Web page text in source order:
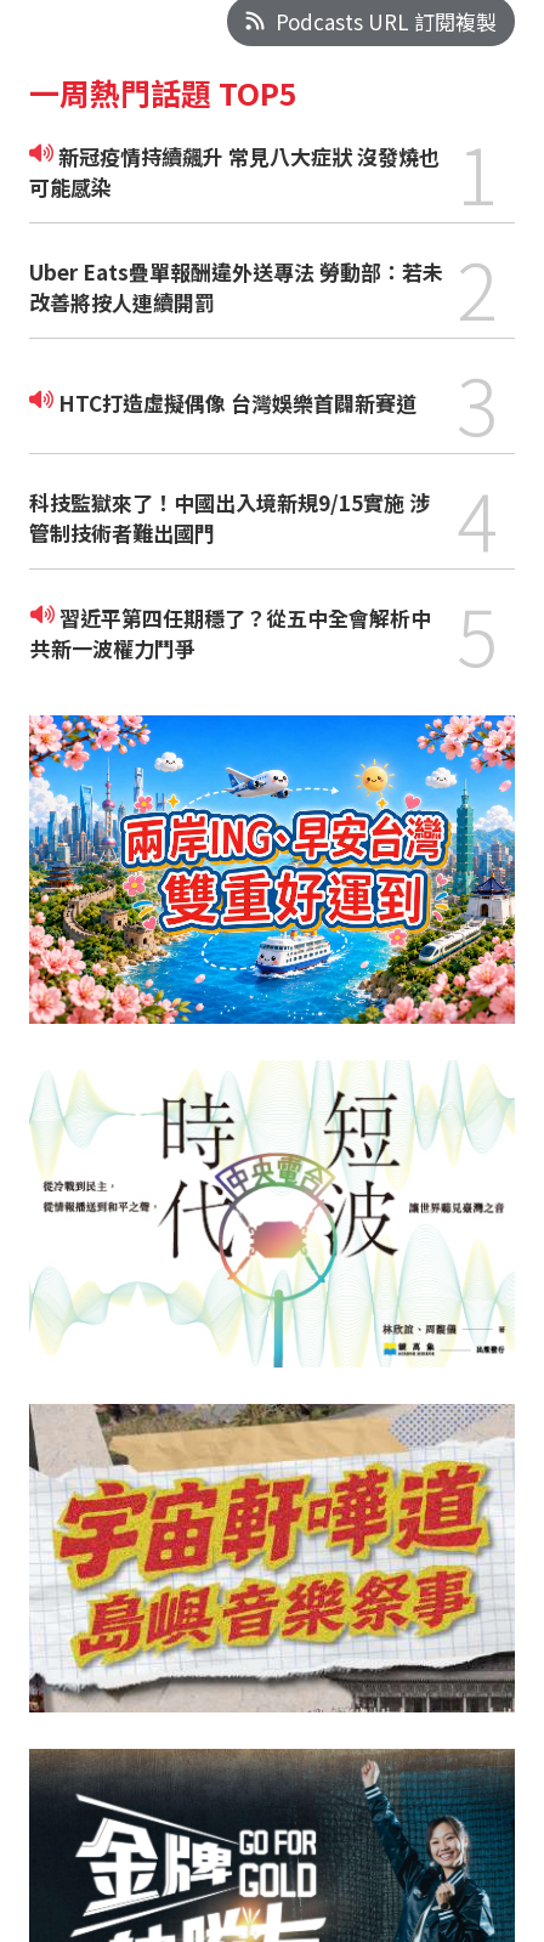
Podcasts URL 訂閱複製
一周熱門話題 TOP5
新冠疫情持續飆升 常見八大症狀 沒發燒也
可能感染
1
Uber Eats疊單報酬違外送專法 勞動部：若未
改善將按人連續開罰
2
HTC打造虛擬偶像 台灣娛樂首闢新賽道 3
科技監獄來了！中國出入境新規9/15實施 涉
管制技術者難出國門
4
習近平第四任期穩了？從五中全會解析中
共新一波權力鬥爭
5